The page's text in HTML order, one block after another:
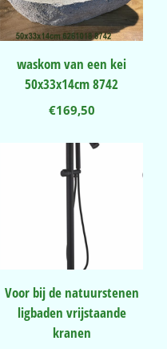
waskom van een kei
50x33x14cm 8742
€169,50
Voor bij de natuurstenen
ligbaden vrijstaande
kranen